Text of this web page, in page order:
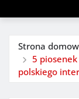
Strona
5
polskiego